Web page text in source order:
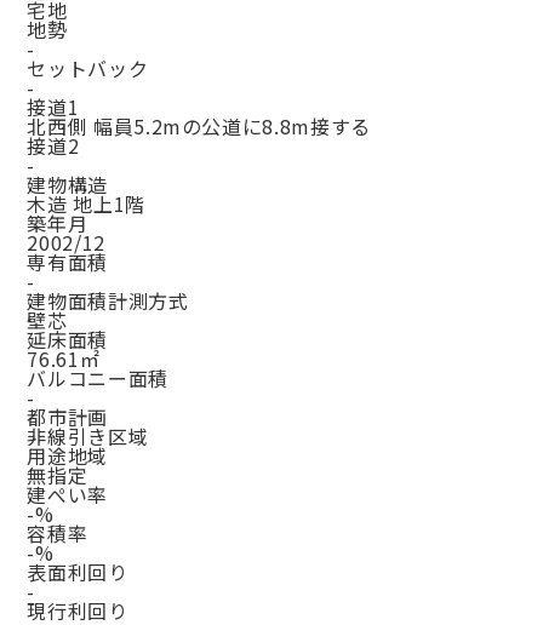
宅地
地勢
-
セットバック
-
接道1
北西側 幅員5.2mの公道に8.8m接する
接道2
-
建物構造
木造 地上1階
築年月
2002/12
専有面積
-
建物面積計測方式
壁芯
延床面積
76.61㎡
バルコニー面積
-
都市計画
非線引き区域
用途地域
無指定
建ぺい率
-%
容積率
-%
表面利回り
-
現行利回り